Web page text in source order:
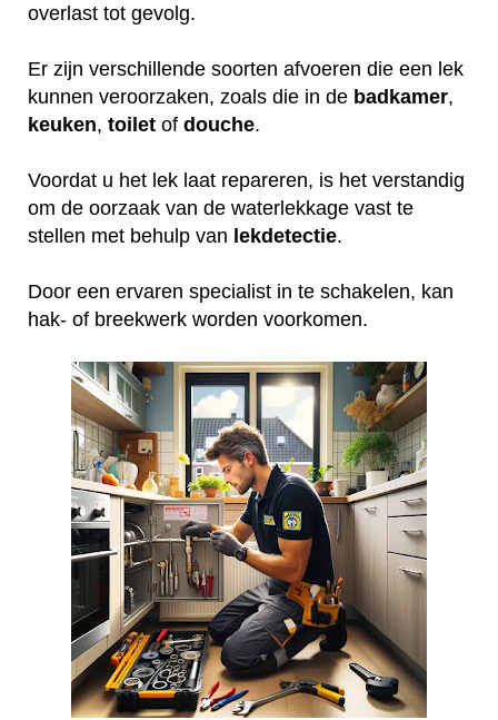
overlast tot gevolg.
Er zijn verschillende soorten afvoeren die een lek
kunnen veroorzaken, zoals die in de badkamer,
keuken, toilet of douche.
Voordat u het lek laat repareren, is het verstandig
om de oorzaak van de waterlekkage vast te
stellen met behulp van lekdetectie.
Door een ervaren specialist in te schakelen, kan
hak- of breekwerk worden voorkomen.